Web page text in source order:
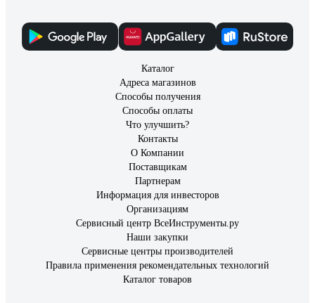
Каталог
Адреса магазинов
Способы получения
Способы оплаты
Что улучшить?
Контакты
О Компании
Поставщикам
Партнерам
Информация для инвесторов
Организациям
Сервисный центр ВсеИнструменты.ру
Наши закупки
Сервисные центры производителей
Правила применения рекомендательных технологий
Каталог товаров